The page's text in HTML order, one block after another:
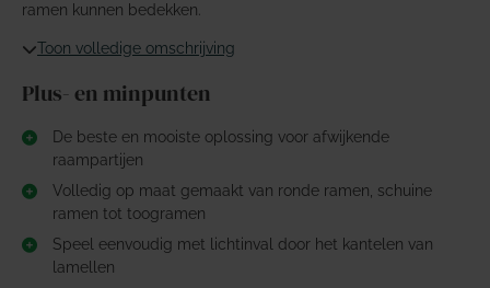
ramen kunnen bedekken.
Toon volledige omschrijving
Plus- en minpunten
De beste en mooiste oplossing voor afwijkende
raampartijen
Volledig op maat gemaakt van ronde ramen, schuine
ramen tot toogramen
Speel eenvoudig met lichtinval door het kantelen van
lamellen